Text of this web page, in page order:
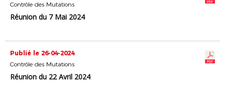
Contrôle des Mutations
Réunion du 7 Mai 2024
Publié le 26-04-2024
Contrôle des Mutations
Réunion du 22 Avril 2024